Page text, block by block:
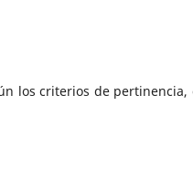
los criterios de pertinencia,